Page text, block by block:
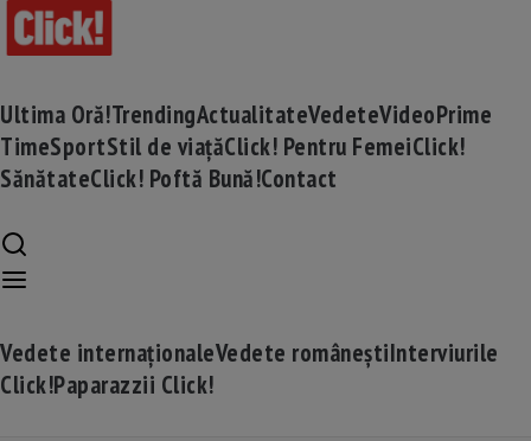
Ultima Oră!TrendingActualitateVedeteVideoPrime
TimeSportStil de viațăClick! Pentru FemeiClick!
SănătateClick! Poftă Bună!Contact
Vedete internaționaleVedete româneștiInterviurile
Click!Paparazzii Click!